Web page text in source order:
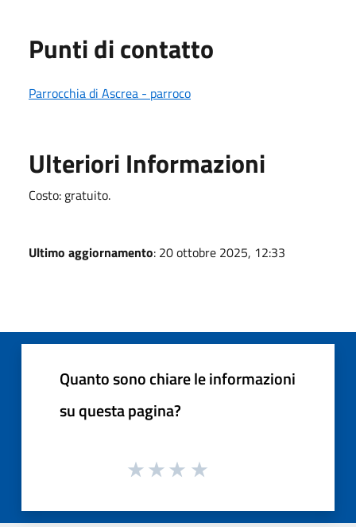
Punti di contatto
Parrocchia di Ascrea - parroco
Ulteriori Informazioni
Costo: gratuito.
Ultimo aggiornamento: 20 ottobre 2025, 12:33
Quanto sono chiare le informazioni
su questa pagina?